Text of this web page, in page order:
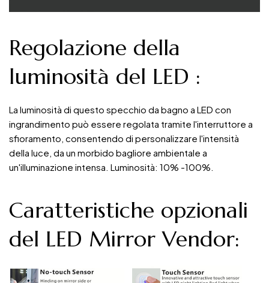
Regolazione della
luminosità del LED :
La luminosità di questo specchio da bagno a LED con
ingrandimento può essere regolata tramite l'interruttore a
sfioramento, consentendo di personalizzare l'intensità
della luce, da un morbido bagliore ambientale a
un'illuminazione intensa. Luminosità: 10% -100%.
Caratteristiche opzionali
del LED Mirror Vendor: